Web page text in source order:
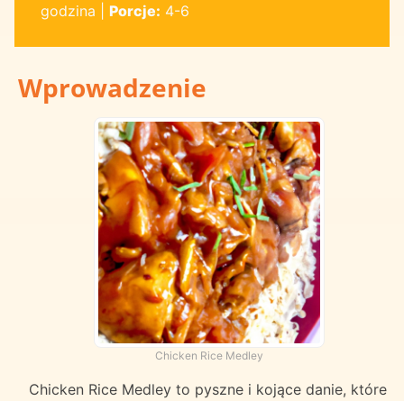
godzina
Porcje: 4-6
Wprowadzenie
Chicken Rice Medley
Chicken Rice Medley to pyszne i kojące danie, które